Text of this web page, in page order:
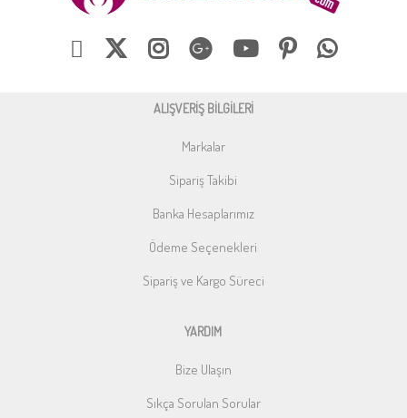
ALIŞVERİŞ BİLGİLERİ
Markalar
Sipariş Takibi
Banka Hesaplarımız
Ödeme Seçenekleri
Sipariş ve Kargo Süreci
YARDIM
Bize Ulaşın
Sıkça Sorulan Sorular